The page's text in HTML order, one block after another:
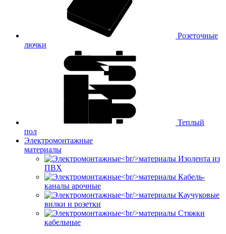
Розеточные
лючки
Теплый
пол
Электромонтажные
материалы
Изолента из
ПВХ
Кабель-
каналы арочные
Каучуковые
вилки и розетки
Стяжки
кабельные